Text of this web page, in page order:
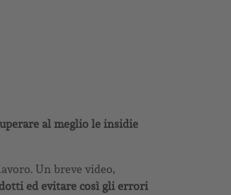
al meglio le insidie
Un breve video,
ed evitare così gli errori